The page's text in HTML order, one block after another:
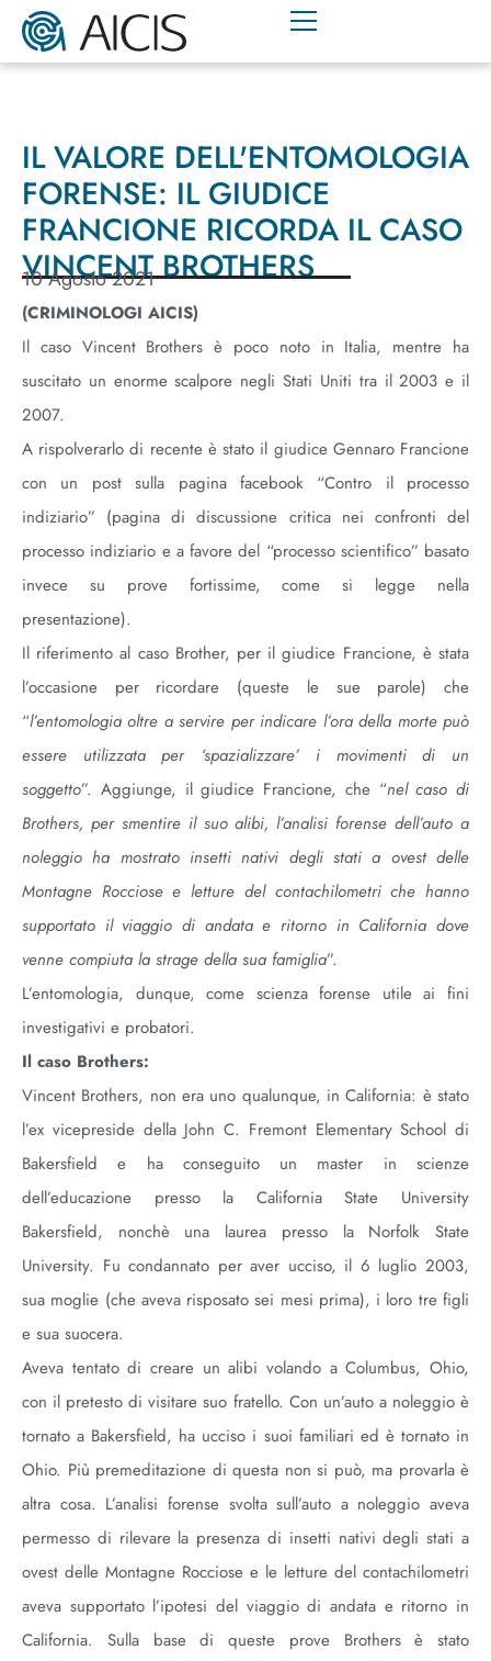
IL VALORE DELL'ENTOMOLOGIA
FORENSE: IL GIUDICE
FRANCIONE RICORDA IL CASO
VINCENT BROTHERS
10 Agosto 2021
(CRIMINOLOGI AICIS)
Il caso Vincent Brothers è poco noto in Italia, mentre ha
suscitato un enorme scalpore negli Stati Uniti tra il 2003 e il
2007.
A rispolverarlo di recente è stato il giudice Gennaro Francione
con un post sulla pagina facebook “Contro il processo
indiziario” (pagina di discussione critica nei confronti del
processo indiziario e a favore del “processo scientifico” basato
invece su prove fortissime, come si legge nella
presentazione).
Il riferimento al caso Brother, per il giudice Francione, è stata
l’occasione per ricordare (queste le sue parole) che
“l’entomologia oltre a servire per indicare l’ora della morte può
essere utilizzata per ‘spazializzare’ i movimenti di un
soggetto”. Aggiunge, il giudice Francione, che “nel caso di
Brothers, per smentire il suo alibi, l’analisi forense dell’auto a
noleggio ha mostrato insetti nativi degli stati a ovest delle
Montagne Rocciose e letture del contachilometri che hanno
supportato il viaggio di andata e ritorno in California dove
venne compiuta la strage della sua famiglia”.
L’entomologia, dunque, come scienza forense utile ai fini
investigativi e probatori.
Il caso Brothers:
Vincent Brothers, non era uno qualunque, in California: è stato
l’ex vicepreside della John C. Fremont Elementary School di
Bakersfield e ha conseguito un master in scienze
dell’educazione presso la California State University
Bakersfield, nonchè una laurea presso la Norfolk State
University. Fu condannato per aver ucciso, il 6 luglio 2003,
sua moglie (che aveva risposato sei mesi prima), i loro tre figli
e sua suocera.
Aveva tentato di creare un alibi volando a Columbus, Ohio,
con il pretesto di visitare suo fratello. Con un’auto a noleggio è
tornato a Bakersfield, ha ucciso i suoi familiari ed è tornato in
Ohio. Più premeditazione di questa non si può, ma provarla è
altra cosa. L’analisi forense svolta sull’auto a noleggio aveva
permesso di rilevare la presenza di insetti nativi degli stati a
ovest delle Montagne Rocciose e le letture del contachilometri
aveva supportato l’ipotesi del viaggio di andata e ritorno in
California. Sulla base di queste prove Brothers è stato